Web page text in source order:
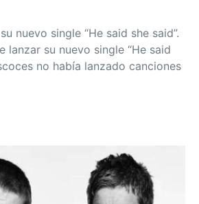
nuevo single “He said she said”.
lanzar su nuevo single “He said
no había lanzado canciones